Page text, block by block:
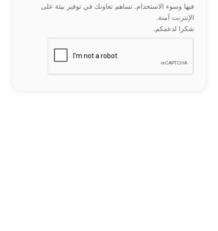
فيها وسوء الاستخدام. تساهم تعاونك في توفير بيئة على
الإنترنت آمنة.
شكرا لدعمكم.